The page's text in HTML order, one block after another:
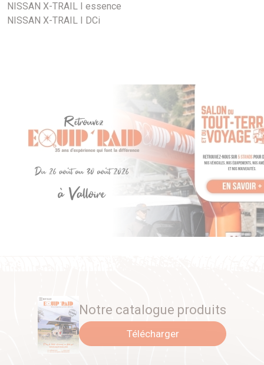
NISSAN X-TRAIL I essence
NISSAN X-TRAIL I DCi
Notre catalogue produits
Télécharger